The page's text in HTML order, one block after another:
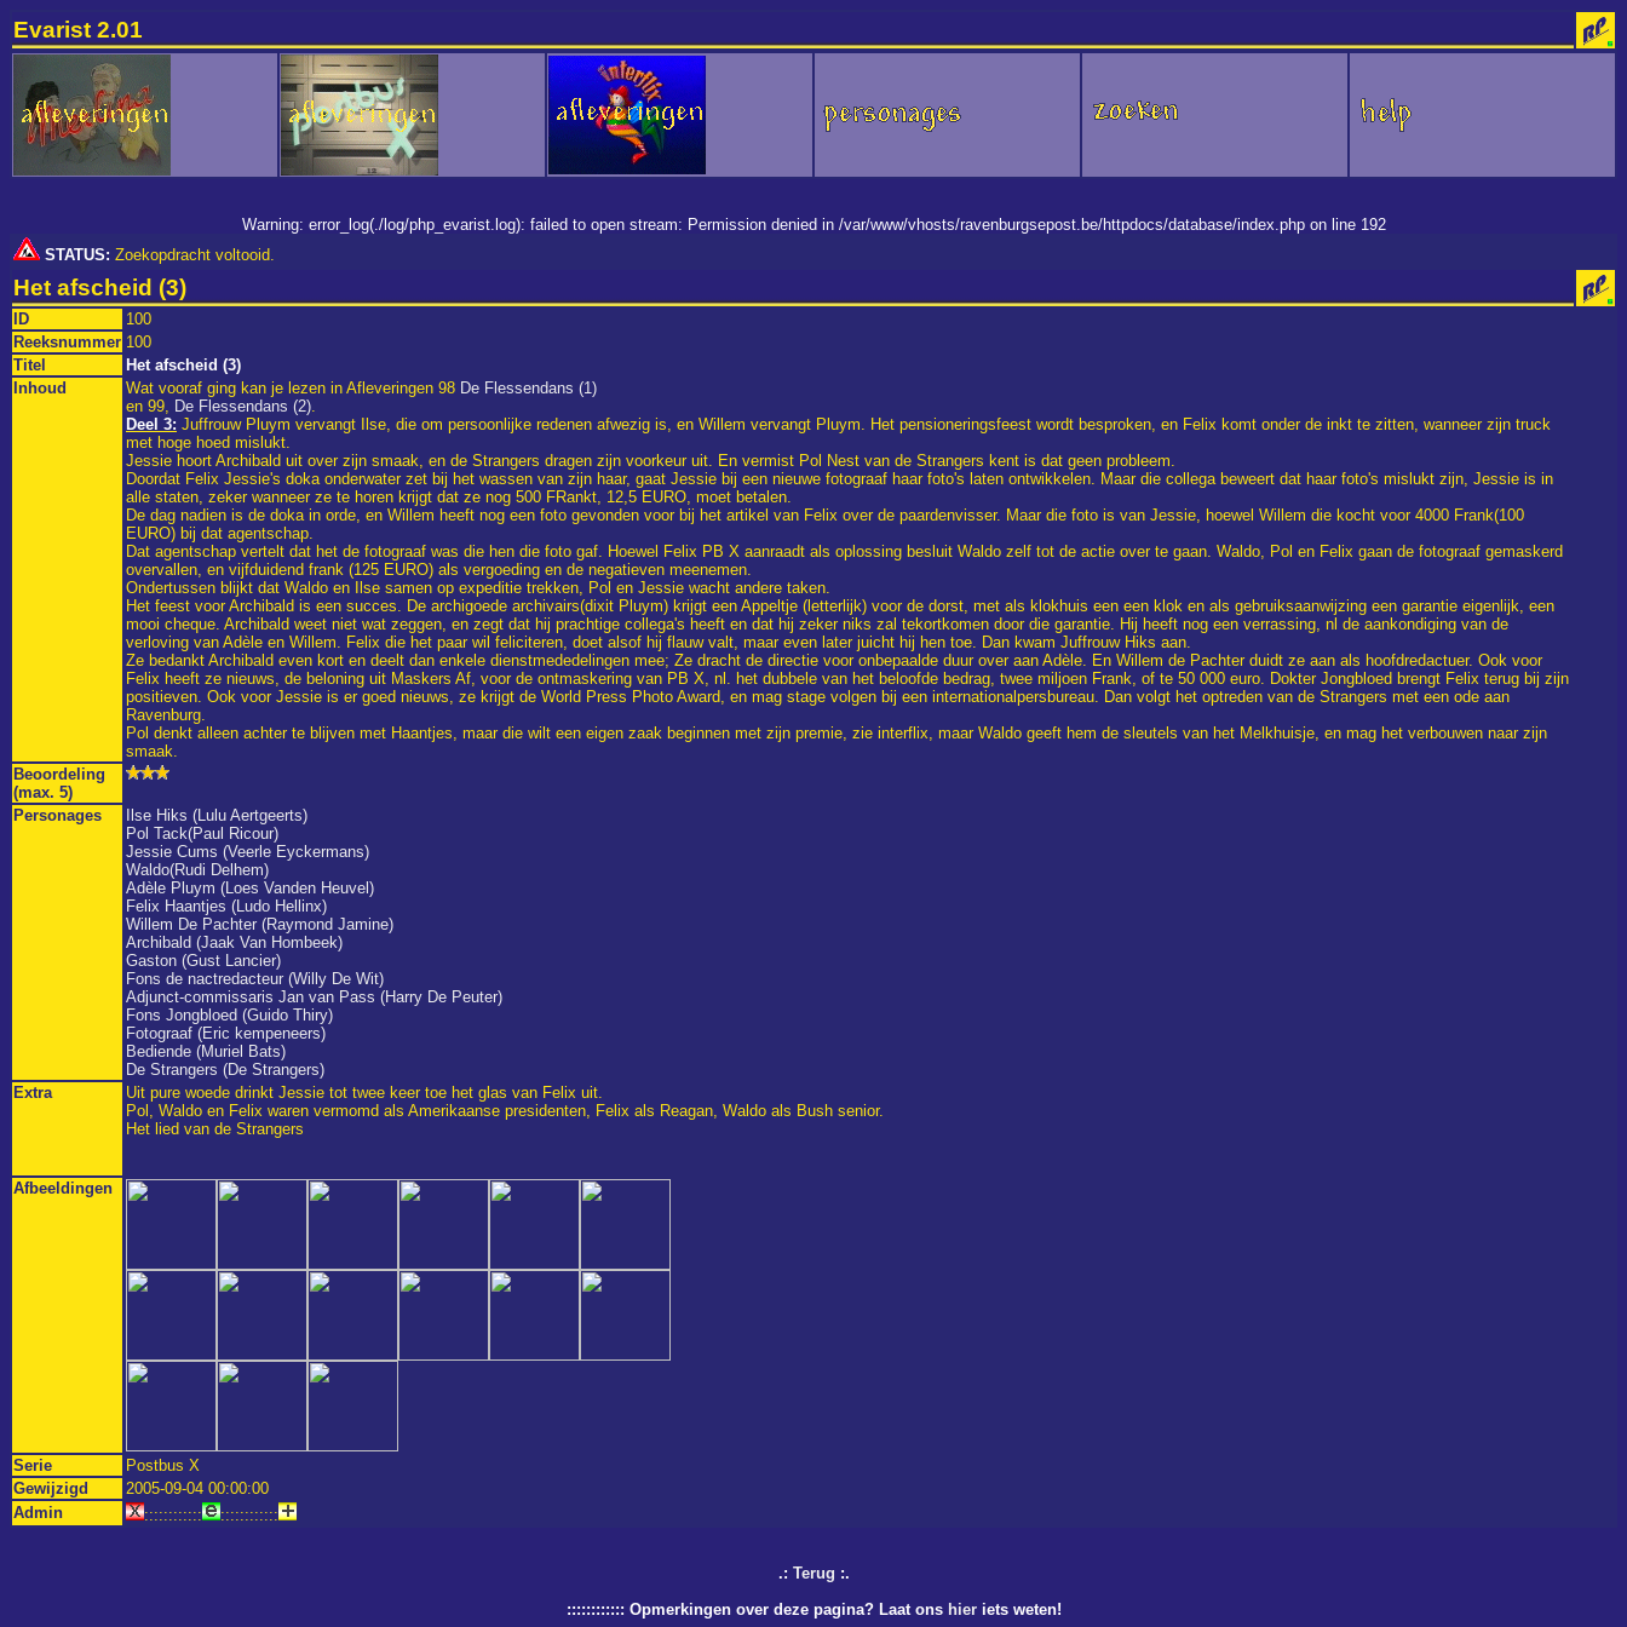
Evarist 2.01
Warning: error_log(./log/php_evarist.log): failed to open stream: Permission denied in /var/www/vhosts/ravenburgsepost.be/httpdocs/database/index.php on line 192
STATUS: Zoekopdracht voltooid.
Het afscheid (3)
ID
100
Reeksnummer 100
Titel
Het afscheid (3)
Inhoud
Wat vooraf ging kan je lezen in Afleveringen 98 De Flessendans (1)
en 99, De Flessendans (2).
Deel 3: Juffrouw Pluym vervangt Ilse, die om persoonlijke redenen afwezig is, en Willem vervangt Pluym. Het pensioneringsfeest wordt besproken, en Felix komt onder de inkt te zitten, wanneer zijn truck
met hoge hoed mislukt.
Jessie hoort Archibald uit over zijn smaak, en de Strangers dragen zijn voorkeur uit. En vermist Pol Nest van de Strangers kent is dat geen probleem.
Doordat Felix Jessie's doka onderwater zet bij het wassen van zijn haar, gaat Jessie bij een nieuwe fotograaf haar foto's laten ontwikkelen. Maar die collega beweert dat haar foto's mislukt zijn, Jessie is in
alle staten, zeker wanneer ze te horen krijgt dat ze nog 500 FRankt, 12,5 EURO, moet betalen.
De dag nadien is de doka in orde, en Willem heeft nog een foto gevonden voor bij het artikel van Felix over de paardenvisser. Maar die foto is van Jessie, hoewel Willem die kocht voor 4000 Frank(100
EURO) bij dat agentschap.
Dat agentschap vertelt dat het de fotograaf was die hen die foto gaf. Hoewel Felix PB X aanraadt als oplossing besluit Waldo zelf tot de actie over te gaan. Waldo, Pol en Felix gaan de fotograaf gemaskerd
overvallen, en vijfduidend frank (125 EURO) als vergoeding en de negatieven meenemen.
Ondertussen blijkt dat Waldo en Ilse samen op expeditie trekken, Pol en Jessie wacht andere taken.
Het feest voor Archibald is een succes. De archigoede archivairs(dixit Pluym) krijgt een Appeltje (letterlijk) voor de dorst, met als klokhuis een een klok en als gebruiksaanwijzing een garantie eigenlijk, een
mooi cheque. Archibald weet niet wat zeggen, en zegt dat hij prachtige collega's heeft en dat hij zeker niks zal tekortkomen door die garantie. Hij heeft nog een verrassing, nl de aankondiging van de
verloving van Adèle en Willem. Felix die het paar wil feliciteren, doet alsof hij flauw valt, maar even later juicht hij hen toe. Dan kwam Juffrouw Hiks aan.
Ze bedankt Archibald even kort en deelt dan enkele dienstmededelingen mee; Ze dracht de directie voor onbepaalde duur over aan Adèle. En Willem de Pachter duidt ze aan als hoofdredactuer. Ook voor
Felix heeft ze nieuws, de beloning uit Maskers Af, voor de ontmaskering van PB X, nl. het dubbele van het beloofde bedrag, twee miljoen Frank, of te 50 000 euro. Dokter Jongbloed brengt Felix terug bij zijn
positieven. Ook voor Jessie is er goed nieuws, ze krijgt de World Press Photo Award, en mag stage volgen bij een internationalpersbureau. Dan volgt het optreden van de Strangers met een ode aan
Ravenburg.
Pol denkt alleen achter te blijven met Haantjes, maar die wilt een eigen zaak beginnen met zijn premie, zie interflix, maar Waldo geeft hem de sleutels van het Melkhuisje, en mag het verbouwen naar zijn
smaak.
Beoordeling
(max. 5)
Personages
Ilse Hiks (Lulu Aertgeerts)
Pol Tack(Paul Ricour)
Jessie Cums (Veerle Eyckermans)
Waldo(Rudi Delhem)
Adèle Pluym (Loes Vanden Heuvel)
Felix Haantjes (Ludo Hellinx)
Willem De Pachter (Raymond Jamine)
Archibald (Jaak Van Hombeek)
Gaston (Gust Lancier)
Fons de nactredacteur (Willy De Wit)
Adjunct-commissaris Jan van Pass (Harry De Peuter)
Fons Jongbloed (Guido Thiry)
Fotograaf (Eric kempeneers)
Bediende (Muriel Bats)
De Strangers (De Strangers)
Extra
Uit pure woede drinkt Jessie tot twee keer toe het glas van Felix uit.
Pol, Waldo en Felix waren vermomd als Amerikaanse presidenten, Felix als Reagan, Waldo als Bush senior.
Het lied van de Strangers
Afbeeldingen
Serie
Postbus X
Gewijzigd
2005-09-04 00:00:00
Admin
:::::::::::: ::::::::::::
.: Terug :.
:::::::::::: Opmerkingen over deze pagina? Laat ons hieriets weten!